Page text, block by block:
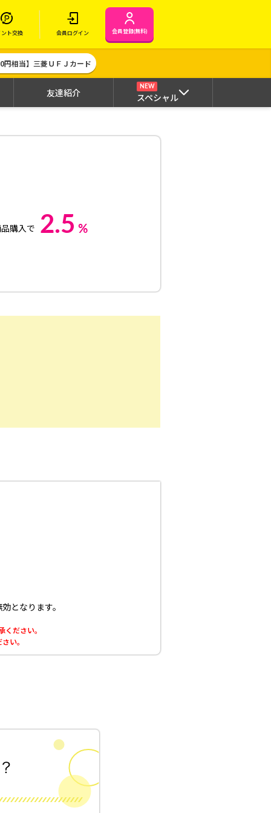
ント交換 会員ログイン 会員登録(無料)
円相当】三菱ＵＦＪカード
友達紹介
NEW
スペシャル
購入で 2.5 %
となります。
ださい。
い。